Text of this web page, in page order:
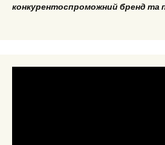
конкурентоспроможний бренд та